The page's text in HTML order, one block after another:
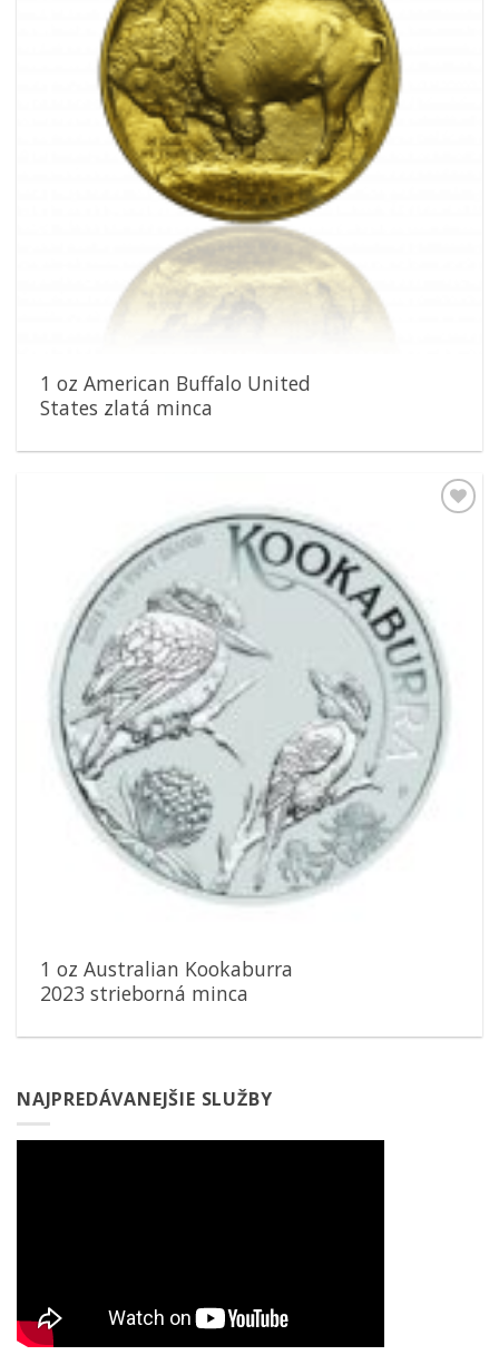
1 oz American Buffalo United
States zlatá minca
1 oz Australian Kookaburra
2023 strieborná minca
NAJPREDÁVANEJŠIE SLUŽBY